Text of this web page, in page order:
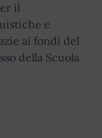
il
e
ai fondi del
della Scuola